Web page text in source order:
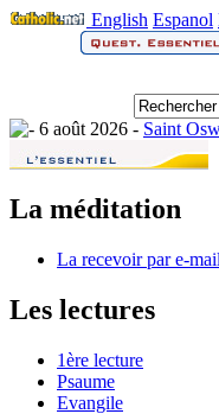
English Espanol
6 août 2026 - Saint
La méditation
La recevoir par e-mail
Les lectures
1ère lecture
Psaume
Evangile